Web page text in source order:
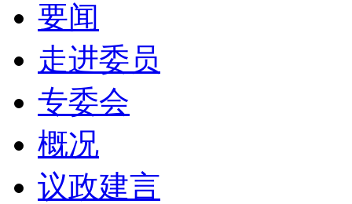
要闻
走进委员
专委会
概况
议政建言